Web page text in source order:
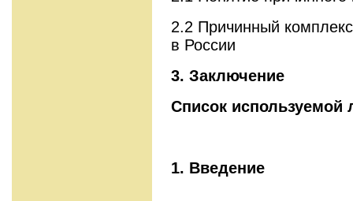
2.2 Причинный
в России
3. Заключение
Список используемой
1. Введение